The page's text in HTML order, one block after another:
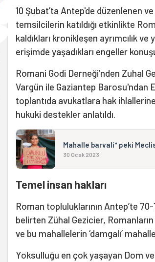
10 Şubat’ta Antep'de düzenlenen
temsilcilerin katıldığı etkinlikte
kaldıkları kronikleşen ayrımcılık
erişimde yaşadıkları engeller
Romani Godi Derneği’nden Zuhal
Vargün ile Gaziantep Barosu'ndan
toplantıda avukatlara hak
hukuki destekler anlatıldı.
Mahalle barvali* peki
30 Ocak 2023
Temel insan hakları
Roman topluluklarının Antep’te
belirten Zühal Gezicier,
ve bu mahallelerin ‘damgalı’
Yoksulluğu en çok yaşayan Dom